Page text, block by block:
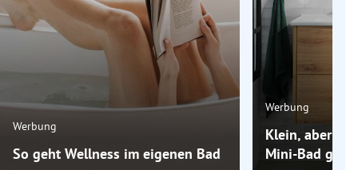
Werbung
So geht Wellness im eigenen Bad
Werbung
Klein, aber
Mini-Bad groß